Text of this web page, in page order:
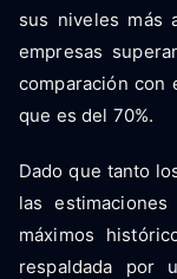
sus niveles más
empresas
comparación con
que es del 70%.
Dado que tanto
las
máximos
respaldada por